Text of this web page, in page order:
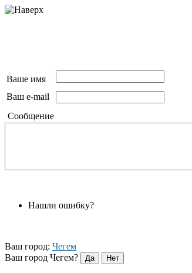
Ваше имя
Ваш e-mail
Сообщение
Нашли ошибку?
Ваш город: Чегем
Ваш город Чегем?